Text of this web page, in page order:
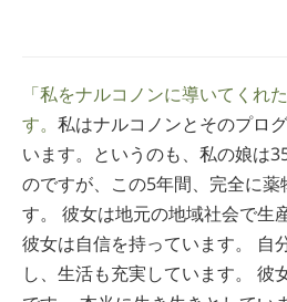
「私をナルコノンに導いてくれ
す。 私はナルコノンとそのプロ
います。というのも、私の娘は
のですが、この5年間、完全に
す。 彼女は地元の地域社会で生
彼女は自信を持っています。 自
し、生活も充実しています。 彼